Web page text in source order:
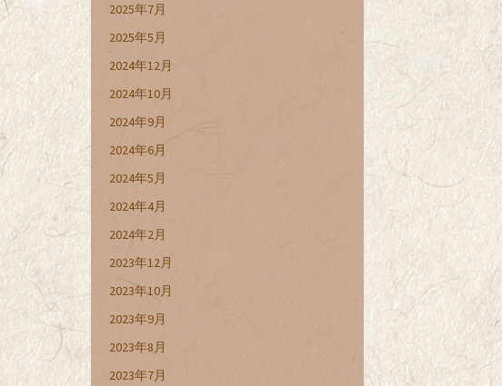
2025年7月
2025年5月
2024年12月
2024年10月
2024年9月
2024年6月
2024年5月
2024年4月
2024年2月
2023年12月
2023年10月
2023年9月
2023年8月
2023年7月